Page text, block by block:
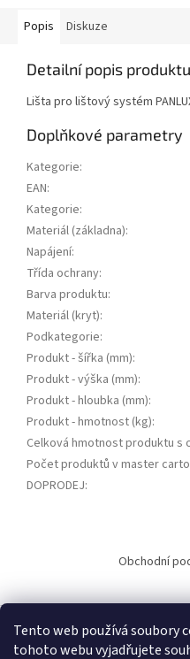
Tento web používá soubory
tohoto webu vyjadřujete
Popis Diskuze
Detailní popis produktu
Lišta pro lištový systém
Doplňkové parametry
Kategorie:
EAN:
Kategorie:
Materiál (základna):
Napájení:
Třída ochrany:
Barva produktu:
Materiál (kryt):
Podkategorie:
Produkt - šířka (mm):
Produkt - výška (mm):
Produkt - hloubka (mm):
Produkt - hmotnost (kg):
Celková hmotnost produktu s
Počet produktů v master
DOPRODEJ:
a
t
Obchodní